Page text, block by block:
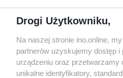
Drogi Użytkowniku,
Na naszej stronie ino.online,
partnerów uzyskujemy dostęp
urządzeniu oraz przetwarzamy
unikalne identyfikatory,